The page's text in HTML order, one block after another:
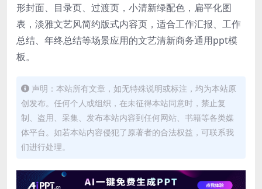
形封面、目录页、过渡页，小清新绿配色，扁平化图
表，淡雅文艺风简约版式内容页，适合工作汇报、工作
总结、年终总结等场景应用的文艺清新商务通用ppt模
板。
声明：本站所有文章，如无特殊说明或标注，均为本站原
创发布。任何个人或组织，在未征得本站同意时，禁止复
制、盗用、采集、发布本站内容到任何网站、书籍等各类媒
体平台。如若本站内容侵犯了原著者的合法权益，可联系我
们进行处理。